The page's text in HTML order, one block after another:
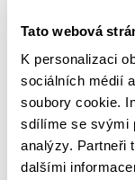
Tato webová
K personalizaci
sociálních médií
soubory cookie.
sdílíme se svými
analýzy. Partneři
dalšími
Město
PSČ
Stát